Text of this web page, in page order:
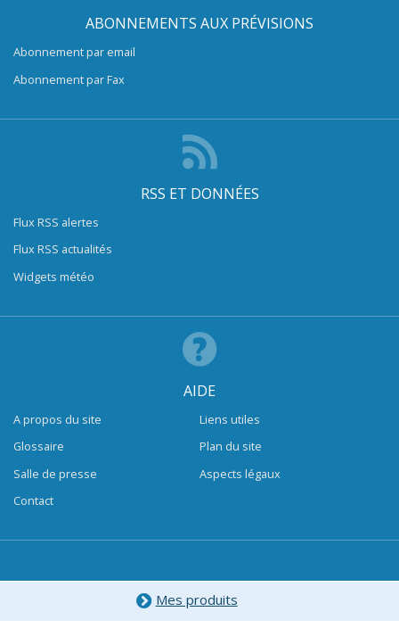
ABONNEMENTS AUX PRÉVISIONS
Abonnement par email
Abonnement par Fax
RSS ET DONNÉES
Flux RSS alertes
Flux RSS actualités
Widgets météo
AIDE
A propos du site
Glossaire
Salle de presse
Contact
Liens utiles
Plan du site
Aspects légaux
Mes produits